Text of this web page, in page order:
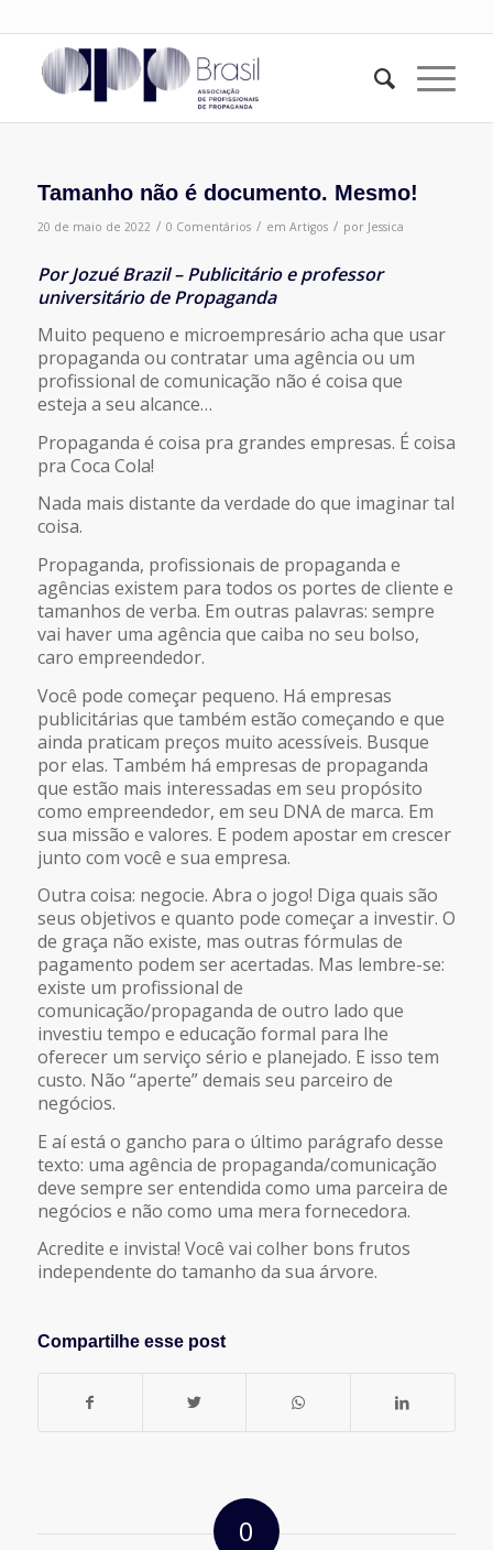
Tamanho não é documento. Mesmo!
20 de maio de 2022 / 0 Comentários / em Artigos / por Jessica
Por Jozué Brazil – Publicitário e professor
universitário de Propaganda
Muito pequeno e microempresário acha que usar
propaganda ou contratar uma agência ou um
profissional de comunicação não é coisa que
esteja a seu alcance…
Propaganda é coisa pra grandes empresas. É coisa
pra Coca Cola!
Nada mais distante da verdade do que imaginar tal
coisa.
Propaganda, profissionais de propaganda e
agências existem para todos os portes de cliente e
tamanhos de verba. Em outras palavras: sempre
vai haver uma agência que caiba no seu bolso,
caro empreendedor.
Você pode começar pequeno. Há empresas
publicitárias que também estão começando e que
ainda praticam preços muito acessíveis. Busque
por elas. Também há empresas de propaganda
que estão mais interessadas em seu propósito
como empreendedor, em seu DNA de marca. Em
sua missão e valores. E podem apostar em crescer
junto com você e sua empresa.
Outra coisa: negocie. Abra o jogo! Diga quais são
seus objetivos e quanto pode começar a investir. O
de graça não existe, mas outras fórmulas de
pagamento podem ser acertadas. Mas lembre-se:
existe um profissional de
comunicação/propaganda de outro lado que
investiu tempo e educação formal para lhe
oferecer um serviço sério e planejado. E isso tem
custo. Não “aperte” demais seu parceiro de
negócios.
E aí está o gancho para o último parágrafo desse
texto: uma agência de propaganda/comunicação
deve sempre ser entendida como uma parceira de
negócios e não como uma mera fornecedora.
Acredite e invista! Você vai colher bons frutos
independente do tamanho da sua árvore.
Compartilhe esse post
0